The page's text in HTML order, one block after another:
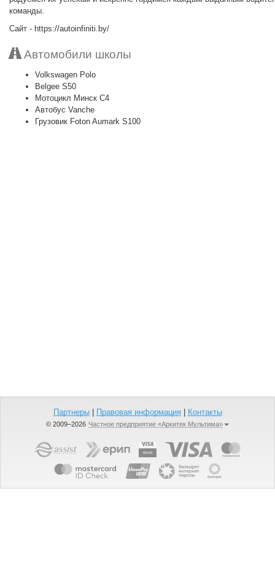
команды.
Сайт - https://autoinfiniti.by/
Автомобили школы
Volkswagen Polo
Belgee S50
Мотоцикл Минск C4
Автобус Vanche
Грузовик Foton Aumark S100
Партнеры| Правовая информация| Контакты
© 2009–2026 Частное предприятие «Аркитек Мультима»